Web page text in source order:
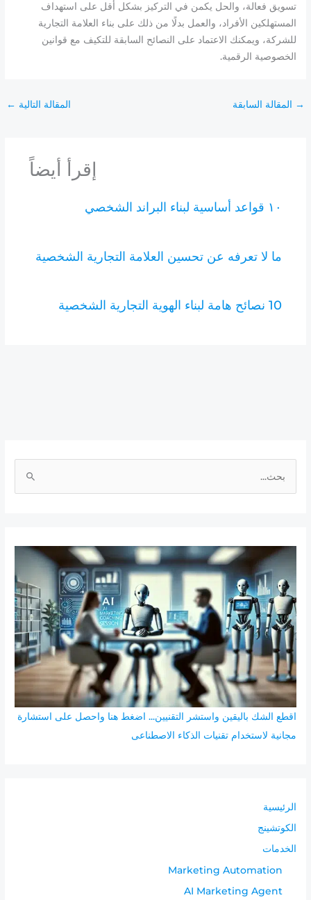
تسويق فعالة، والحل يكمن في التركيز بشكل أقل على استهداف
المستهلكين الأفراد، والعمل بدلًا من ذلك على بناء العلامة التجارية
للشركة، ويمكنك الاعتماد على النصائح السابقة للتكيف مع قوانين
الخصوصية الرقمية.
→ المقالة السابقة المقالة التالية ←
إقرأ أيضاً
١٠ قواعد أساسية لبناء البراند الشخصي
ما لا تعرفه عن تحسين العلامة التجارية الشخصية
10 نصائح هامة لبناء الهوية التجارية الشخصية
ث
ن
:
اقطع الشك باليقين واستشر التقنيين... اضغط هنا واحصل على استشارة
مجانية لاستخدام تقنيات الذكاء الاصطناعى
الرئيسية
الكوتشينج
الخدمات
Marketing Automation
AI Marketing Agent